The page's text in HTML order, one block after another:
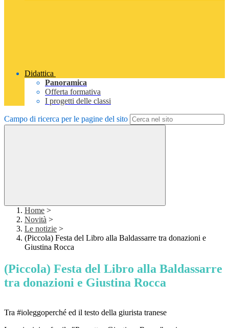
Didattica
Panoramica
Offerta formativa
I progetti delle classi
Campo di ricerca per le pagine del sito
Home >
Novità >
Le notizie >
(Piccola) Festa del Libro alla Baldassarre tra donazioni e
Giustina Rocca
(Piccola) Festa del Libro alla Baldassarre
tra donazioni e Giustina Rocca
Tra #ioleggoperché ed il testo della giurista tranese